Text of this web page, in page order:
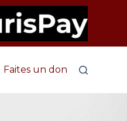
Faites un don